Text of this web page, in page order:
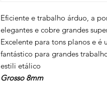
Eficiente e trabalho árduo, a
elegantes e cobre grandes
Excelente para tons planos e
fantástico para grandes
estili etálico
Grosso 8mm